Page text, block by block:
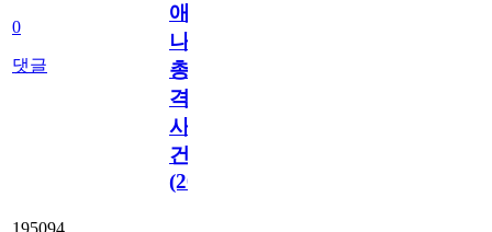
0
댓글
애
나
총
격
사
건
(2026)
195094